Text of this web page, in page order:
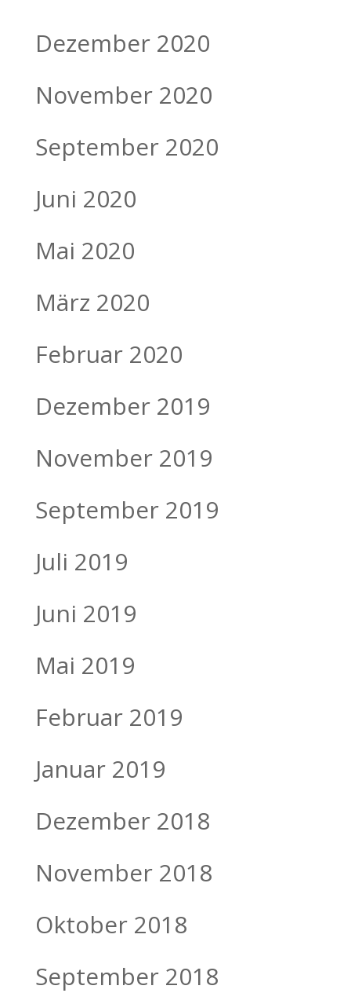
Dezember 2020
November 2020
September 2020
Juni 2020
Mai 2020
März 2020
Februar 2020
Dezember 2019
November 2019
September 2019
Juli 2019
Juni 2019
Mai 2019
Februar 2019
Januar 2019
Dezember 2018
November 2018
Oktober 2018
September 2018